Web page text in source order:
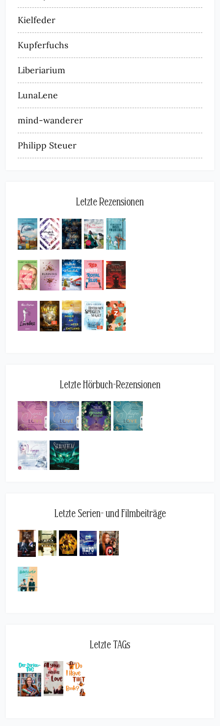
Kielfeder
Kupferfuchs
Liberiarium
LunaLene
mind-wanderer
Philipp Steuer
Letzte Rezensionen
Letzte Hörbuch-Rezensionen
Letzte Serien- und Filmbeiträge
Letzte TAGs